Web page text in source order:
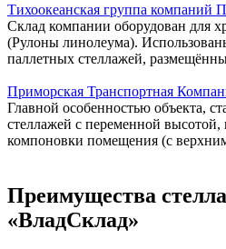
Тихоокеанская группа компаний
Склад компании оборудован для
(Рулоны линолеума).
паллетных стеллажей,
Приморская Транспортная
Главной особенностью объекта,
стеллажей с переменной
компоновки помещения (с
Преимущества
«ВладСклад»